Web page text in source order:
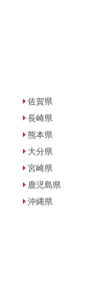
佐賀県
長崎県
熊本県
大分県
宮崎県
鹿児島県
沖縄県